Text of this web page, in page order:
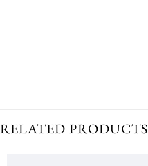
RELATED PRODUCTS